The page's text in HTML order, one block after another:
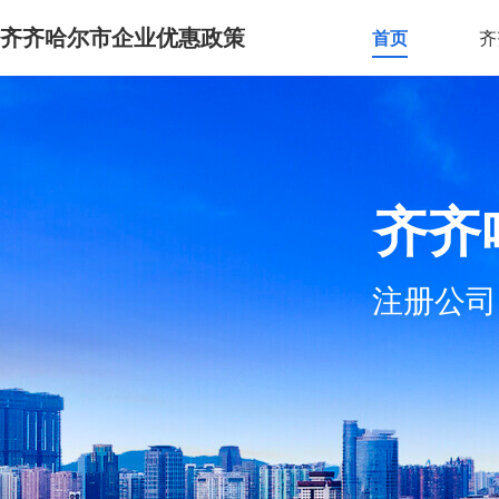
齐齐哈尔市企业优惠政策 首页
齐齐
注册公